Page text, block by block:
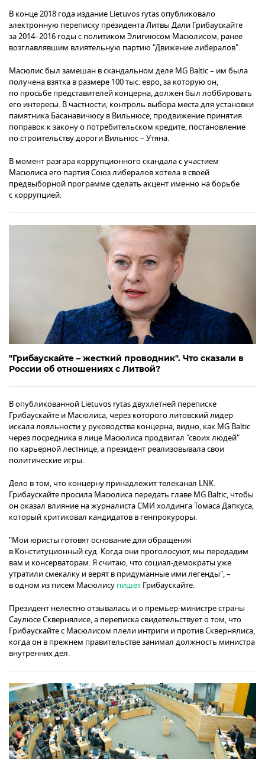
В конце 2018 года издание Lietuvos rytas опубликовало
электронную переписку президента Литвы Дали Грибаускайте
за 2014–2016 годы с политиком Элигиюсом Масюлисом, ранее
возглавлявшим влиятельную партию "Движение либералов".
Масюлис был замешан в скандальном деле MG Baltic – им была
получена взятка в размере 100 тыс. евро, за которую он,
по просьбе представителей концерна, должен был лоббировать
его интересы. В частности, контроль выбора места для установки
памятника Басанавичюсу в Вильнюсе, продвижение принятия
поправок к закону о потребительском кредите, постановление
по строительству дороги Вильнюс – Утяна.
В момент разгара коррупционного скандала с участием
Масюлиса его партия Союз либералов хотела в своей
предвыборной программе сделать акцент именно на борьбе
с коррупцией.
"Грибаускайте – жесткий проводник". Что сказали в
России об отношениях с Литвой?
В опубликованной Lietuvos rytas двухлетней переписке
Грибаускайте и Масюлиса, через которого литовский лидер
искала лояльности у руководства концерна, видно, как MG Baltic
через посредника в лице Масюлиса продвигал "своих людей"
по карьерной лестнице, а президент реализовывала свои
политические игры.
Дело в том, что концерну принадлежит телеканал LNK.
Грибаускайте просила Масюлиса передать главе MG Baltic, чтобы
он оказал влияние на журналиста СМИ холдинга Томаса Дапкуса,
который критиковал кандидатов в генпрокуроры.
"Мои юристы готовят основание для обращения
в Конституционный суд. Когда они проголосуют, мы передадим
вам и консерваторам. Я считаю, что социал-демократы уже
утратили смекалку и верят в придуманные ими легенды", –
в одном из писем Масюлису пишет Грибаускайте.
Президент нелестно отзывалась и о премьер-министре страны
Саулюсе Сквернялисе, а переписка свидетельствует о том, что
Грибаускайте с Масюлисом плели интриги и против Сквернялиса,
когда он в прежнем правительстве занимал должность министра
внутренних дел.